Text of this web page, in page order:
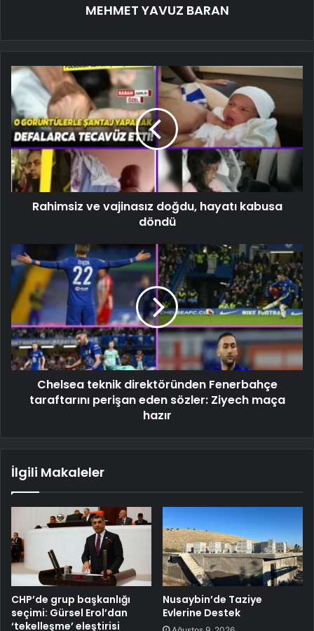
MEHMET YAVUZ BARAN
Rahimsiz ve vajinasız doğdu, hayatı kabusa
döndü
Chelsea teknik direktöründen Fenerbahçe
taraftarını perişan eden sözler: Ziyech maça
hazır
İlgili Makaleler
CHP’de grup başkanlığı
seçimi: Gürsel Erol’dan
‘tekelleşme’ eleştirisi
Nusaybin’de Taziye
Evlerine Destek